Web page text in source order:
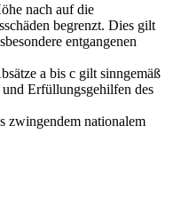
nach auf die
begrenzt. Dies gilt
entgangenen
a bis c gilt sinngemäß
Erfüllungsgehilfen des
zwingendem nationalem